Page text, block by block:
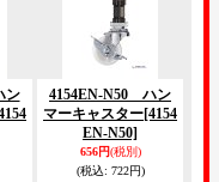
ン
4154EN-N50 ハン
マーキャスター[4154
EN-N50]
656円(税別)
(税込: 722円)